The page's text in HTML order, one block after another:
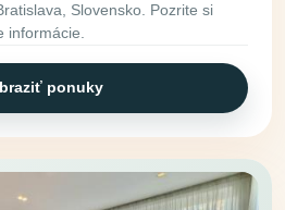
Slovensko. Pozrite si
informácie.
ponuky